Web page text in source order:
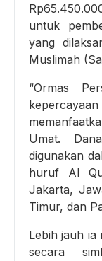
untuk
yang
Muslimah
“Ormas
Umat.
digunakan
huruf Al
Jakarta,
Timur, dan
Lebih jauh ia
secara